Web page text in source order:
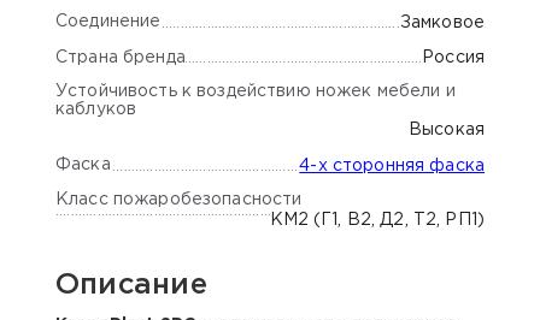
Соединение Замковое
Страна бренда Россия
Устойчивость к воздействию ножек мебели и
каблуков
Высокая
Фаска 4-х сторонняя фаска
Класс пожаробезопасности
КМ2 (Г1, В2, Д2, Т2, РП1)
Описание